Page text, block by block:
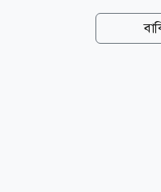
শূন্য দশমিক ৫ শতাংশ
ডলারে দাঁড়ায়। এর আগে